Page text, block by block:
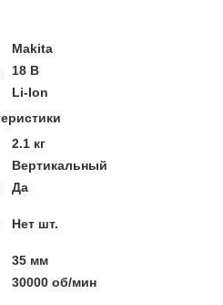
Makita
18 В
Li-Ion
2.1 кг
Вертикальный
Да
Нет шт.
35 мм
30000 об/мин